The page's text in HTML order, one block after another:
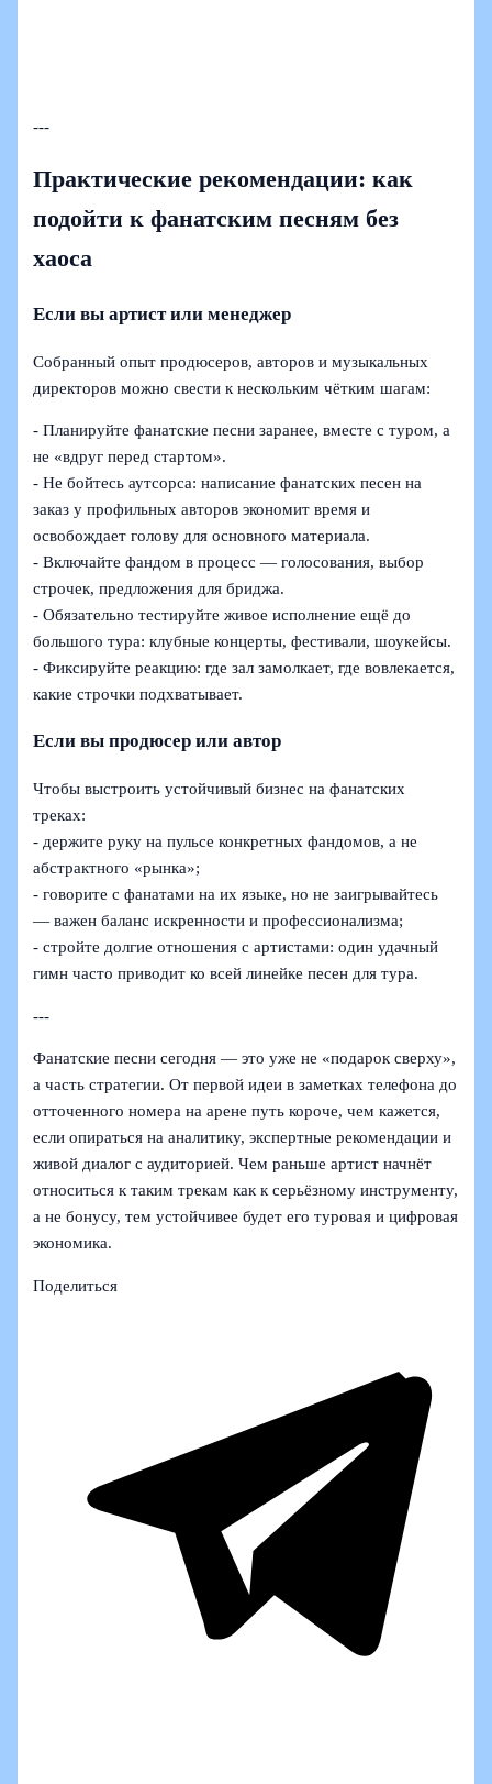
---
Практические рекомендации: как
подойти к фанатским песням без
хаоса
Если вы артист или менеджер
Собранный опыт продюсеров, авторов и музыкальных
директоров можно свести к нескольким чётким шагам:
- Планируйте фанатские песни заранее, вместе с туром, а
не «вдруг перед стартом».
- Не бойтесь аутсорса: написание фанатских песен на
заказ у профильных авторов экономит время и
освобождает голову для основного материала.
- Включайте фандом в процесс — голосования, выбор
строчек, предложения для бриджа.
- Обязательно тестируйте живое исполнение ещё до
большого тура: клубные концерты, фестивали, шоукейсы.
- Фиксируйте реакцию: где зал замолкает, где вовлекается,
какие строчки подхватывает.
Если вы продюсер или автор
Чтобы выстроить устойчивый бизнес на фанатских
треках:
- держите руку на пульсе конкретных фандомов, а не
абстрактного «рынка»;
- говорите с фанатами на их языке, но не заигрывайтесь
— важен баланс искренности и профессионализма;
- стройте долгие отношения с артистами: один удачный
гимн часто приводит ко всей линейке песен для тура.
---
Фанатские песни сегодня — это уже не «подарок сверху»,
а часть стратегии. От первой идеи в заметках телефона до
отточенного номера на арене путь короче, чем кажется,
если опираться на аналитику, экспертные рекомендации и
живой диалог с аудиторией. Чем раньше артист начнёт
относиться к таким трекам как к серьёзному инструменту,
а не бонусу, тем устойчивее будет его туровая и цифровая
экономика.
Поделиться